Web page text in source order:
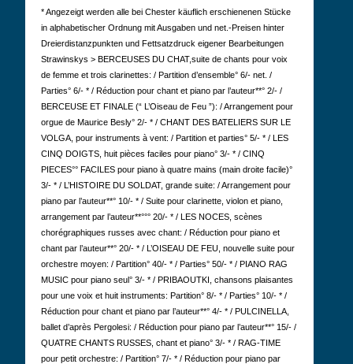
* Angezeigt werden alle bei Chester käuflich erschienenen Stücke
in alphabetischer Ordnung mit Ausgaben und net.-Preisen hinter
Dreierdistanzpunkten und Fettsatzdruck eigener Bearbeitungen
Strawinskys > BERCEUSES DU CHAT,suite de chants pour voix
de femme et trois clarinettes: / Partition d’ensemble° 6/- net. /
Parties° 6/- * / Réduction pour chant et piano par l’auteur**° 2/- /
BERCEUSE ET FINALE (“ L’Oiseau de Feu ”): / Arrangement pour
orgue de Maurice Besly° 2/- * / CHANT DES BATELIERS SUR LE
VOLGA, pour instruments à vent: / Partition et parties° 5/- * / LES
CINQ DOIGTS, huit pièces faciles pour piano° 3/- * / CINQ
PIECES°° FACILES pour piano à quatre mains (main droite facile)°
3/- * / L’HISTOIRE DU SOLDAT, grande suite: / Arrangement pour
piano par l’auteur**° 10/- * / Suite pour clarinette, violon et piano,
arrangement par l’auteur**°°° 20/- * / LES NOCES, scènes
chorégraphiques russes avec chant: / Réduction pour piano et
chant par l’auteur**° 20/- * / L’OISEAU DE FEU, nouvelle suite pour
orchestre moyen: / Partition° 40/- * / Parties° 50/- * / PIANO RAG
MUSIC pour piano seul° 3/- * / PRIBAOUTKI, chansons plaisantes
pour une voix et huit instruments: Partition° 8/- * / Parties° 10/- * /
Réduction pour chant et piano par l’auteur**° 4/- * / PULCINELLA,
ballet d’après Pergolesi: / Réduction pour piano par l’auteur**° 15/- /
QUATRE CHANTS RUSSES, chant et piano° 3/- * / RAG-TIME
pour petit orchestre: / Partition° 7/- * / Réduction pour piano par